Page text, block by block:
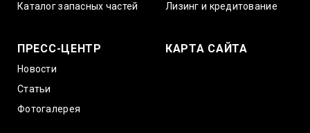
Каталог запасных частей Лизинг и кредитование
ПРЕСС-ЦЕНТР
Новости
Статьи
Фотогалерея
КАРТА САЙТА